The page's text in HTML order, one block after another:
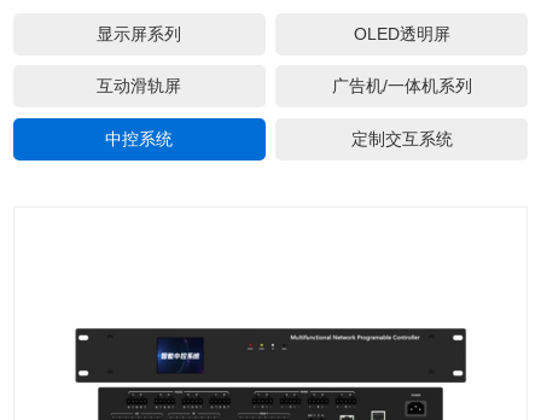
显示屏系列 OLED透明屏
互动滑轨屏 广告机/一体机系列
中控系统 定制交互系统